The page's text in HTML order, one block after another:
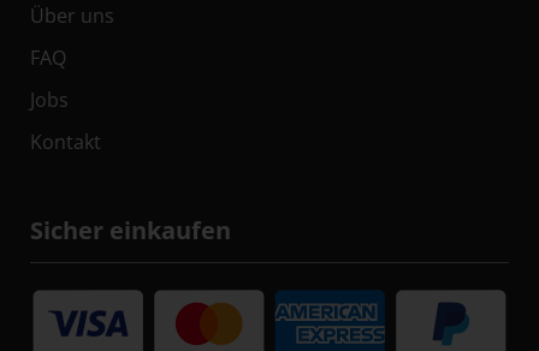
Über uns
FAQ
Jobs
Kontakt
Sicher einkaufen